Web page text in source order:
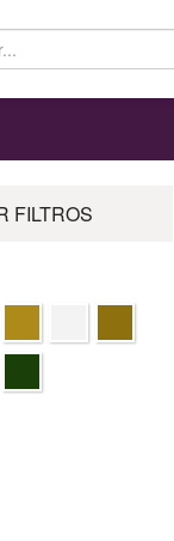
FILTROS